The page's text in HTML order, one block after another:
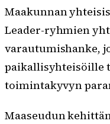
Maakunnan
Leader-ryhmien
varautumishanke,
paikallisyhteisöille
toimintakyvyn
Maaseudun